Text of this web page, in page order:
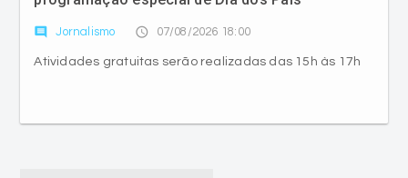
comment Jornalismo access_time 07/08/2026 18:00
Atividades gratuitas serão realizadas das 15h às 17h